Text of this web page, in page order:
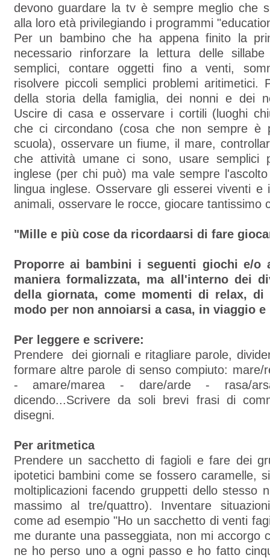
devono guardare la tv è sempre meglio che
alla loro età privilegiando i programmi
Per un bambino che ha appena finito la
necessario rinforzare la lettura delle
semplici, contare oggetti fino a venti,
risolvere piccoli semplici problemi aritimetici.
della storia della famiglia, dei nonni e dei
Uscire di casa e osservare i cortili (luoghi
che ci circondano (cosa che non sempre è
scuola), osservare un fiume, il mare,
che attività umane ci sono, usare semplici
inglese (per chi può) ma vale sempre
lingua inglese. Osservare gli esserei viventi e
animali, osservare le rocce, giocare tantissimo
"Mille e più cose da ricordaarsi di fare
Proporre ai bambini i seguenti giochi e/o
maniera formalizzata, ma all'interno dei
della giornata, come momenti di relax, di
modo per non annoiarsi a casa, in viaggio e
Per leggere e scrivere:
Prendere dei giornali e ritagliare parole,
formare altre parole di senso compiuto: mare/
- amare/marea - dare/arde - rasa/
dicendo...Scrivere da soli brevi frasi di
disegni.
Per aritmetica
Prendere un sacchetto di fagioli e fare dei
ipotetici bambini come se fossero caramelle,
moltiplicazioni facendo gruppetti dello stesso
massimo al tre/quattro). Inventare
come ad esempio "Ho un sacchetto di venti
me durante una passeggiata, non mi accorgo
ne ho perso uno a ogni passo e ho fatto